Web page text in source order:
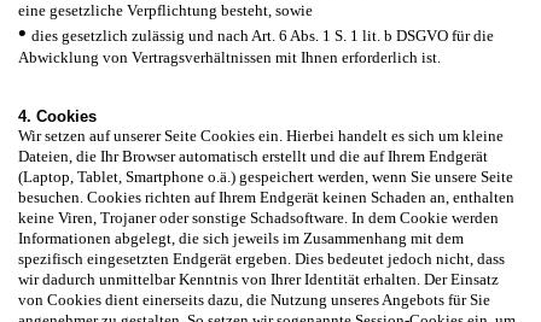
eine gesetzliche Verpflichtung besteht, sowie
• dies gesetzlich zulässig und nach Art. 6 Abs. 1 S. 1 lit. b DSGVO für die
Abwicklung von Vertragsverhältnissen mit Ihnen erforderlich ist.
4. Cookies
Wir setzen auf unserer Seite Cookies ein. Hierbei handelt es sich um kleine
Dateien, die Ihr Browser automatisch erstellt und die auf Ihrem Endgerät
(Laptop, Tablet, Smartphone o.ä.) gespeichert werden, wenn Sie unsere Seite
besuchen. Cookies richten auf Ihrem Endgerät keinen Schaden an, enthalten
keine Viren, Trojaner oder sonstige Schadsoftware. In dem Cookie werden
Informationen abgelegt, die sich jeweils im Zusammenhang mit dem
spezifisch eingesetzten Endgerät ergeben. Dies bedeutet jedoch nicht, dass
wir dadurch unmittelbar Kenntnis von Ihrer Identität erhalten. Der Einsatz
von Cookies dient einerseits dazu, die Nutzung unseres Angebots für Sie